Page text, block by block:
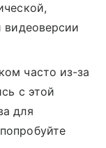
видеоверсии
часто из-за
с этой
для